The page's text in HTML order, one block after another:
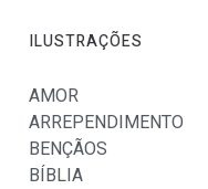
ILUSTRAÇÕES
AMOR
ARREPENDIMENTO
BENÇÃOS
BÍBLIA